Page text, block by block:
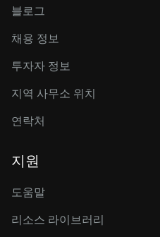
블로그
채용 정보
투자자 정보
지역 사무소 위치
연락처
지원
도움말
리소스 라이브러리